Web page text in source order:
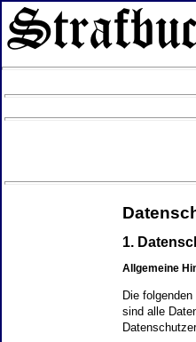
1.
Allgemeine
Die
sind alle